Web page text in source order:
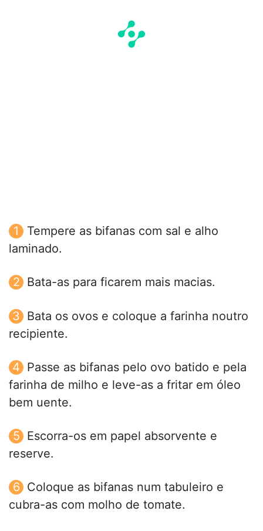
Tempere as bifanas com sal e alho
laminado.
Bata-as para ficarem mais macias.
Bata os ovos e coloque a farinha noutro
recipiente.
Passe as bifanas pelo ovo batido e pela
farinha de milho e leve-as a fritar em óleo
bem uente.
Escorra-os em papel absorvente e
reserve.
Coloque as bifanas num tabuleiro e
cubra-as com molho de tomate.